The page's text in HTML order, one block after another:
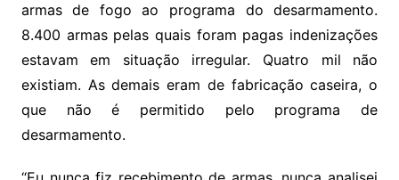
armas de fogo ao programa do desarmamento.
8.400 armas pelas quais foram pagas indenizações
estavam em situação irregular. Quatro mil não
existiam. As demais eram de fabricação caseira, o
que não é permitido pelo programa de
desarmamento.